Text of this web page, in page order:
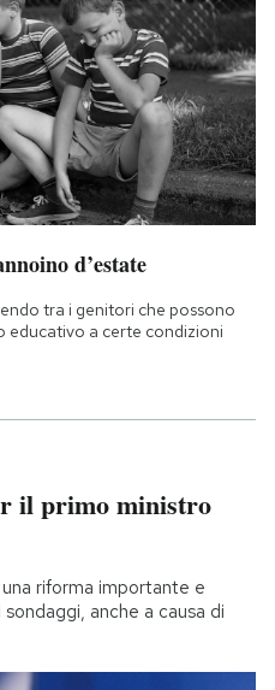
d’estate
tra i genitori che possono
educativo a certe condizioni
il primo ministro
riforma importante e
anche a causa di